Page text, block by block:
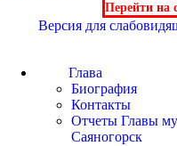
Перейти на
Версия для
Глава
Биография
Контакты
Отчеты Главы
Саяногорск